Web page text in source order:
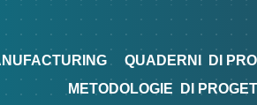
TIPS&TRICKS
QUADERNI DI
METODOLOGIE
DI